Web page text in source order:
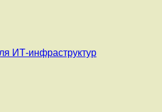
ИТ-инфраструктур